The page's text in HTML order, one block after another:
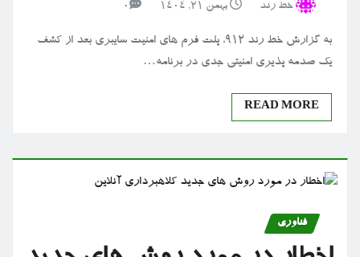
خط رند بهمن ۲۱, ۱۴۰۴ 0
به گزارش خط رند 912، پلت فرم های امنیت سایبری بعد از کشف
یک صدمه پذیری امنیتی جدی در برنامه…
READ MORE
فناوری